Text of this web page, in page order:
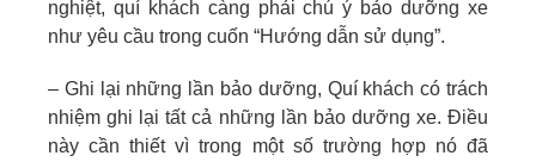
nghiệt, quí khách càng phải chú ý bảo dưỡng xe
như yêu cầu trong cuốn “Hướng dẫn sử dụng”.
– Ghi lại những lần bảo dưỡng, Quí khách có trách
nhiệm ghi lại tất cả những lần bảo dưỡng xe. Ðiều
này cần thiết vì trong một số trường hợp nó đã